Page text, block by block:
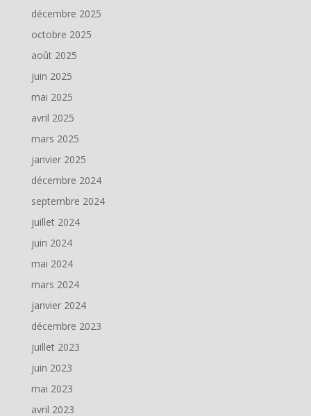
décembre 2025
octobre 2025
août 2025
juin 2025
mai 2025
avril 2025
mars 2025
janvier 2025
décembre 2024
septembre 2024
juillet 2024
juin 2024
mai 2024
mars 2024
janvier 2024
décembre 2023
juillet 2023
juin 2023
mai 2023
avril 2023